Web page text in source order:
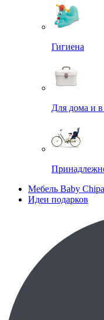
Гигиена
Для дома и в
Мебель Baby
Идеи подарков